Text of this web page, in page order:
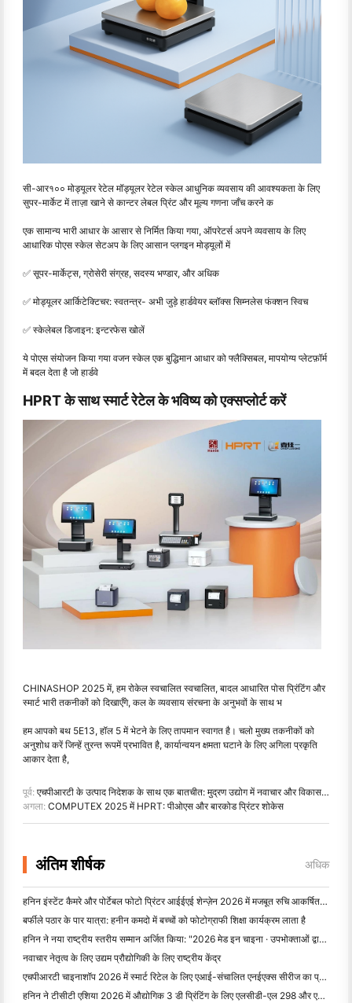
सी-आर१०० मोड्यूलर रेटेल मॉड्यूलर रेटेल स्केल आधुनिक व्यवसाय की आवश्यकता के लिए
सुपर-मार्केट में ताज़ा खाने से कान्टर लेबल प्रिंट और मूल्य गणना जाँच करने क
एक सामान्य भारी आधार के आसार से निर्मित किया गया, ऑपरेटर्स अपने व्यवसाय के लिए
आधारिक पोएस स्केल सेटअप के लिए आसान प्लगइन मोड्यूलों में
✅ सूपर-मार्केट्स, ग्रोसेरी संग्रह, सदस्य भण्डार, और अधिक
✅ मोड्यूलर आर्किटेक्टिचर: स्वतन्त्र- अभी जुड़े हार्डवेयर ब्लॉक्स सिम्नलेस फंक्शन स्विच
✅ स्केलेबल डिजाइन: इन्टरफेस खोलें
ये पोएस संयोजन किया गया वजन स्केल एक बुद्धिमान आधार को फ्लैक्सिबल, मापयोग्य प्लेटफ़ॉर्म
में बदल देता है जो हार्डवे
HPRT के साथ स्मार्ट रेटेल के भविष्य को एक्सप्लोर्ट करें
CHINASHOP 2025 में, हम रोकेल स्वचालित स्वचालित, बादल आधारित पोस प्रिंटिंग और
स्मार्ट भारी तकनीकों को दिखाएँगे, कल के व्यवसाय संरचना के अनुभवों के साथ भ
हम आपको बथ 5E13, हॉल 5 में भेटने के लिए तापमान स्वागत है। चलो मुख्य तकनीकों को
अनुशोध करें जिन्हें तुरन्त रूपमें प्रभावित है, कार्यान्वयन क्षमता घटाने के लिए अगिला प्रकृति
आकार देता है,
पूर्व: एचपीआरटी के उत्पाद निदेशक के साथ एक बातचीत: मुद्रण उद्योग में नवाचार और विकास का अनावरण
अगला: COMPUTEX 2025 में HPRT: पीओएस और बारकोड प्रिंटर शोकेस
अंतिम शीर्षक अधिक
हनिन इंस्टेंट कैमरे और पोर्टेबल फोटो प्रिंटर आईईएई शेन्ज़ेन 2026 में मजबूत रुचि आकर्षित करते हैं
बर्फीले पठार के पार यात्रा: हनीन कमदो में बच्चों को फोटोग्राफी शिक्षा कार्यक्रम लाता है
हनिन ने नया राष्ट्रीय स्तरीय सम्मान अर्जित किया: "2026 मेड इन चाइना · उपभोक्ताओं द्वारा विश्वसनीय ब्रांड" नामित
नवाचार नेतृत्व के लिए उद्यम प्रौद्योगिकी के लिए राष्ट्रीय केंद्र
एचपीआरटी चाइनाशॉप 2026 में स्मार्ट रिटेल के लिए एआई-संचालित एनईएक्स सीरीज का प्रदर्शन करता है
हनिन ने टीसीटी एशिया 2026 में औद्योगिक 3 डी प्रिंटिंग के लिए एलसीडी-एल 298 और एसजेएफ नवाचारों का अनावरण किया